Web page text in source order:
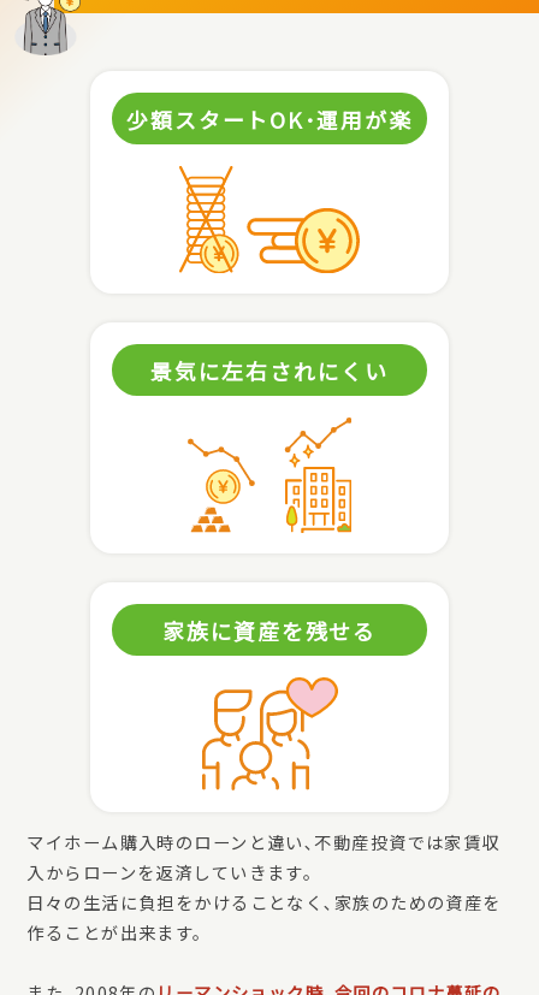
少額スタートOK･運用が楽
景気に左右されにくい
家族に資産を残せる
マイホーム購入時のローンと違い､不動産投資では家賃収
入からローンを返済していきます。
日々の生活に負担をかけることなく､家族のための資産を
作ることが出来ます。